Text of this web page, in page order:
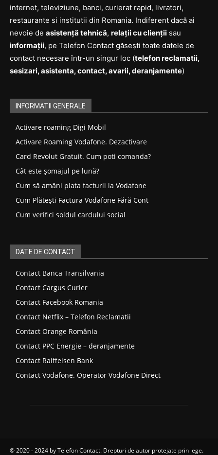
internet, televiziune, banci, curierat rapid, livratori,
restaurante si institutii din Romania. Indiferent dacă ai
nevoie de asistență tehnică, relații cu clienții sau
informații, pe Telefon Contact găsești toate datele de
contact necesare într-un singur loc (telefon reclamatii,
sesizari, asistenta, contact, avarii, deranjamente)
INFORMATII GENERALE
Activare roaming Digi Mobil
Activare Roaming Vodafone. Dezactivare
Card Revolut Gratuit. Cum poti comanda?
Cât este șomajul pe lună?
Cum să amâni plata facturii la Vodafone
Cum Plătești Factura Vodafone Fără Cont
Cum verifici soldul cardului social
DATE DE CONTACT
Contact Banca Transilvania
Contact Cargus Curier
Contact Facebook Romania
Contact Netflix – Telefon Reclamatii
Contact Orange România
Contact PPC Energie – deranjamente
Contact Raiffeisen Bank
Contact Vodafone. Operator Vodafone Direct
© 2020 - 2024 byTelefon Contact. Drepturi de autor protejate prin lege.